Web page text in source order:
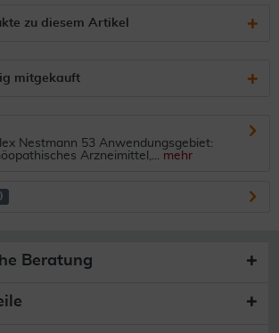
zu diesem Artikel
mitgekauft
Nestmann 53 Anwendungsgebiet:
Arzneimittel,... mehr
Beratung